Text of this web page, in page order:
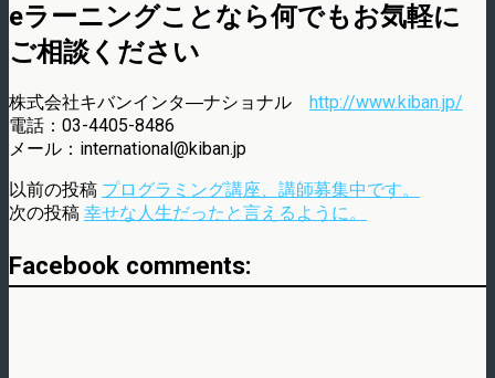
eラーニングことなら何でもお気軽に
ご相談ください
株式会社キバンインタ―ナショナル
http://www.kiban.jp/
電話：03-4405-8486
メール：international@kiban.jp
以前の投稿 プログラミング講座、講師募集中です。
次の投稿 幸せな人生だったと言えるように。
Facebook comments: